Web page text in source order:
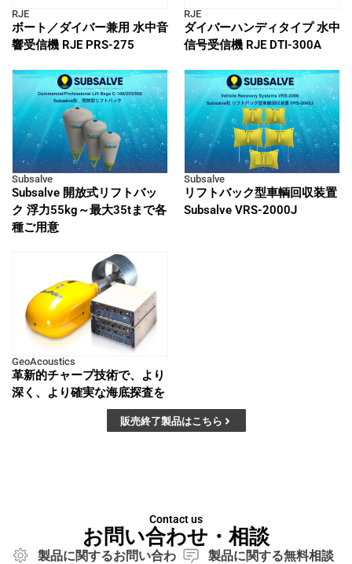
RJE
ボート／ダイバー兼用 水中音
響受信機 RJE PRS-275
RJE
ダイバーハンディタイプ 水中
信号受信機 RJE DTI-300A
Subsalve
Subsalve 開放式リフトバッ
ク 浮力55kg～最大35tまで各
種ご用意
Subsalve
リフトバック型車輌回収装置
Subsalve VRS-2000J
GeoAcoustics
革新的チャープ技術で、より
深く、より確実な海底探査を
販売終了製品はこちら
Contact us
お問い合わせ・相談
製品に関するお問い合わ
製品に関する無料相談